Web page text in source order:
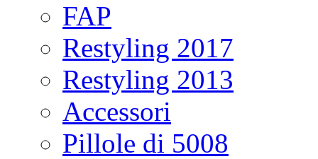
FAP
Restyling 2017
Restyling 2013
Accessori
Pillole di 5008